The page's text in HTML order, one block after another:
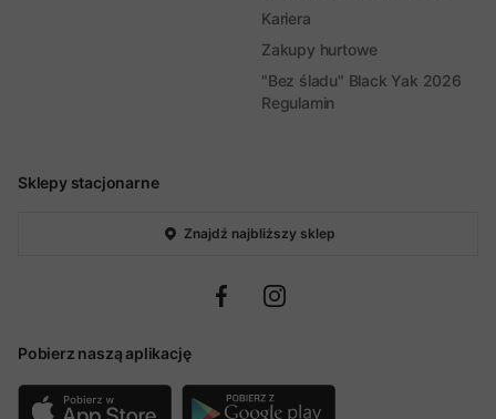
Sklepy stacjonarne
Znajdź najbliższy sklep
Pobierz naszą aplikację
Kariera
Zakupy hurtowe
"Bez śladu" Black Yak 2026
Regulamin